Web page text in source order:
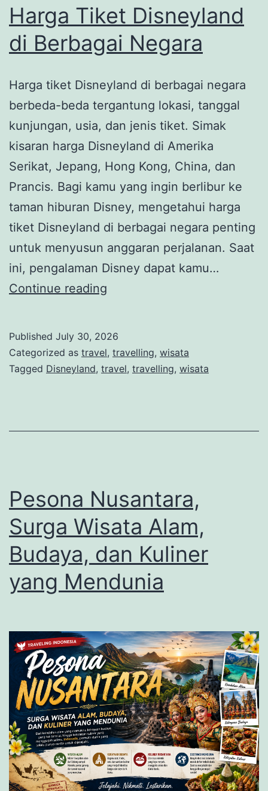
Lezat
Harga Tiket Disneyland
di Berbagai Negara
Harga tiket Disneyland di berbagai negara
berbeda-beda tergantung lokasi, tanggal
kunjungan, usia, dan jenis tiket. Simak
kisaran harga Disneyland di Amerika
Serikat, Jepang, Hong Kong, China, dan
Prancis. Bagi kamu yang ingin berlibur ke
taman hiburan Disney, mengetahui harga
tiket Disneyland di berbagai negara penting
untuk menyusun anggaran perjalanan. Saat
ini, pengalaman Disney dapat kamu…
Continue reading
di
Berbagai
Published July 30, 2026
Categorized as travel, travelling, wisata
Tagged Disneyland, travel, travelling, wisata
Pesona Nusantara,
Surga Wisata Alam,
Budaya, dan Kuliner
yang Mendunia